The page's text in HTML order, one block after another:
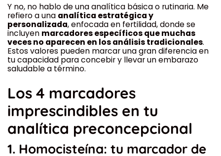
Y no, no hablo de una analítica básica o rutinaria. Me
refiero a una analítica estratégica y
personalizada, enfocada en fertilidad, donde se
incluyen marcadores específicos que muchas
veces no aparecen en los análisis tradicionales.
Estos valores pueden marcar una gran diferencia en
tu capacidad para concebir y llevar un embarazo
saludable a término.
Los 4 marcadores
imprescindibles en tu
analítica preconcepcional
1. Homocisteína: tu marcador de